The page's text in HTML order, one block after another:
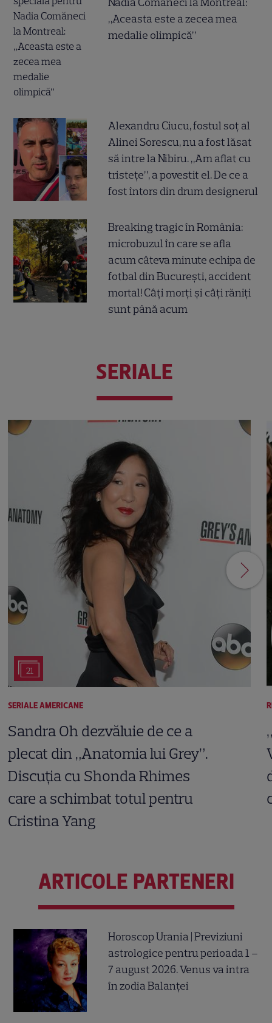
„Aceasta este a zecea mea
medalie olimpică”
Alexandru Ciucu, fostul soț al
Alinei Sorescu, nu a fost lăsat
să intre la Nibiru. „Am aflat cu
tristețe”, a povestit el. De ce a
fost întors din drum designerul
Breaking tragic în România:
microbuzul în care se afla
acum câteva minute echipa de
fotbal din București, accident
mortal! Câți morți și câți răniți
sunt până acum
SERIALE
21
SERIALE AMERICANE
Sandra Oh dezvăluie de ce a
plecat din „Anatomia lui Grey”.
Discuția cu Shonda Rhimes
care a schimbat totul pentru
Cristina Yang
ARTICOLE PARTENERI
Horoscop Urania | Previziuni
astrologice pentru perioada 1 –
7 august 2026. Venus va intra
în zodia Balanței